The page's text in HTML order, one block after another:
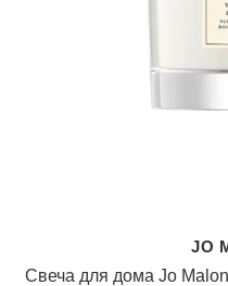
JO
Свеча для дома Jo